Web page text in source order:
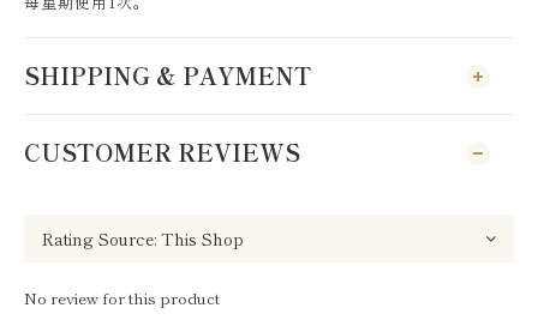
SHIPPING & PAYMENT
CUSTOMER REVIEWS
No review for this product